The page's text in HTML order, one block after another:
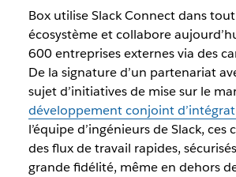
Box utilise Slack Connect dans
écosystème et collabore
600 entreprises externes via des
De la signature d’un partenariat
sujet d’initiatives de mise sur le
développement conjoint
l’équipe d’ingénieurs de Slack, ces
des flux de travail rapides,
grande fidélité, même en dehors